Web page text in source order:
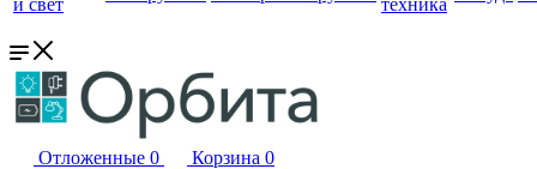
и свет
техника
Отложенные 0 Корзина 0